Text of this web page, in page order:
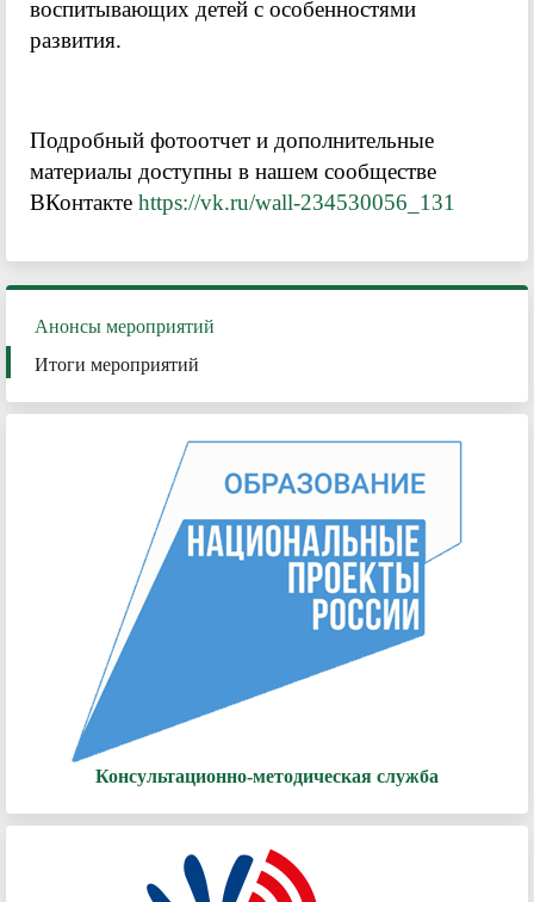
воспитывающих детей с особенностями
развития.
Подробный фотоотчет и дополнительные
материалы доступны в нашем сообществе
ВКонтакте https://vk.ru/wall-234530056_131
Анонсы мероприятий
Итоги мероприятий
Консультационно-методическая служба